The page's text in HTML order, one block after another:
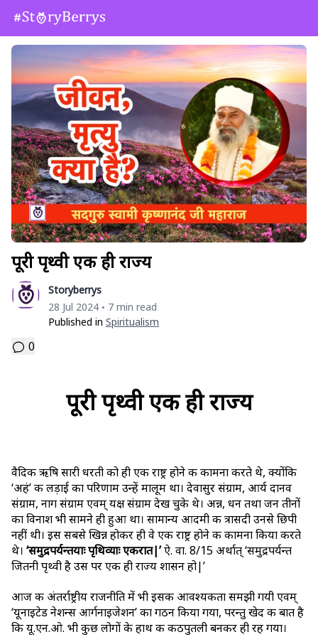
पूरी पृथ्वी एक ही राज्य
Storyberrys
28 Jul 2024 • 7 min read
Published in Spiritualism
0
पूरी पृथ्वी एक ही राज्य
वैदिक ऋषि सारी धरती को ही एक राष्ट्र होने की कामना करते थे, क्योंकि
‘अहं’ की लड़ाई का परिणाम उन्हें मालूम था। देवासुर संग्राम, आर्य दानव
संग्राम, नाग संग्राम एवम् यक्ष संग्राम देख चुके थे। अन्न, धन तथा जन तीनों
का विनाश भी सामने ही हुआ था। सामान्य आदमी की त्रासदी उनसे छिपी
नहीं थी। इस सबसे खिन्न होकर ही वे एक राष्ट्र होने की कामना किया करते
थे। ‘समुद्रपर्यन्तयाः पृथिव्याः एकरात|’ऐ. वा. 8/15 अर्थात् ‘समुद्रपर्यन्त
जितनी पृथ्वी है उस पर एक ही राज्य शासन हो|’
आज की अंतर्राष्ट्रीय राजनीति में भी इसकी आवश्यकता समझी गयी एवम्
‘यूनाइटेड नेशन्स आर्गनाइजेशन’ का गठन किया गया, परन्तु खेद की बात है
कि यू.एन.ओ. भी कुछ लोगों के हाथ की कठपुतली बनकर ही रह गया।